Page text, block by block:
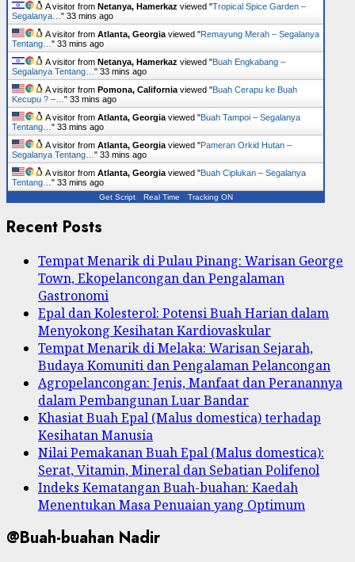
A visitor from Netanya, Hamerkaz viewed "Tropical Spice Garden –
Segalanya… " 33 mins ago
A visitor from Atlanta, Georgia viewed "Remayung Merah – Segalanya
Tentang… " 33 mins ago
A visitor from Netanya, Hamerkaz viewed "Buah Engkabang –
Segalanya Tentang… " 33 mins ago
A visitor from Pomona, California viewed "Buah Cerapu ke Buah
Kecupu ? –… " 33 mins ago
A visitor from Atlanta, Georgia viewed "Buah Tampoi – Segalanya
Tentang… " 33 mins ago
A visitor from Atlanta, Georgia viewed "Pameran Orkid Hutan –
Segalanya Tentang… " 33 mins ago
A visitor from Atlanta, Georgia viewed "Buah Ciplukan – Segalanya
Tentang… " 33 mins ago
Get Script Real Time Tracking ON
Recent Posts
Tempat Menarik di Pulau Pinang: Warisan George
Town, Ekopelancongan dan Pengalaman
Gastronomi
Epal dan Kolesterol: Potensi Buah Harian dalam
Menyokong Kesihatan Kardiovaskular
Tempat Menarik di Melaka: Warisan Sejarah,
Budaya Komuniti dan Pengalaman Pelancongan
Agropelancongan: Jenis, Manfaat dan Peranannya
dalam Pembangunan Luar Bandar
Khasiat Buah Epal (Malus domestica) terhadap
Kesihatan Manusia
Nilai Pemakanan Buah Epal (Malus domestica):
Serat, Vitamin, Mineral dan Sebatian Polifenol
Indeks Kematangan Buah-buahan: Kaedah
Menentukan Masa Penuaian yang Optimum
@Buah-buahan Nadir